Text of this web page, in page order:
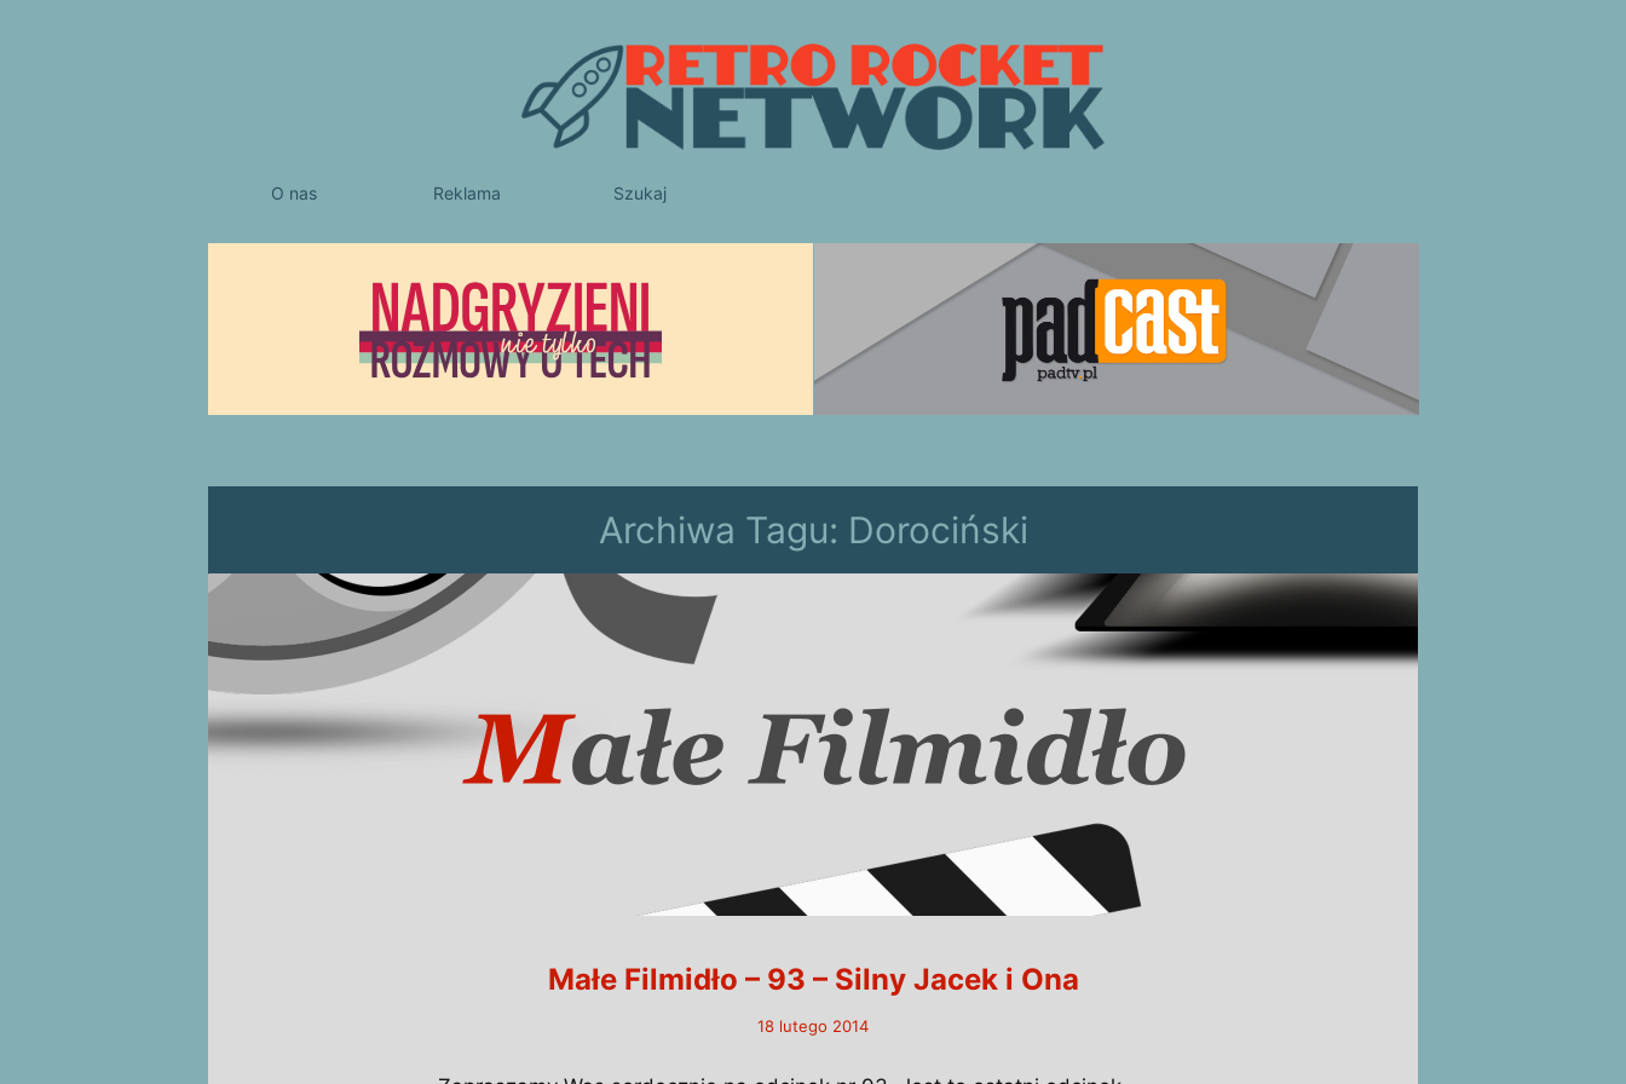
O nas Reklama Szukaj
Archiwa Tagu: Dorociński
Małe Filmidło – 93 – Silny Jacek i Ona
18 lutego 2014